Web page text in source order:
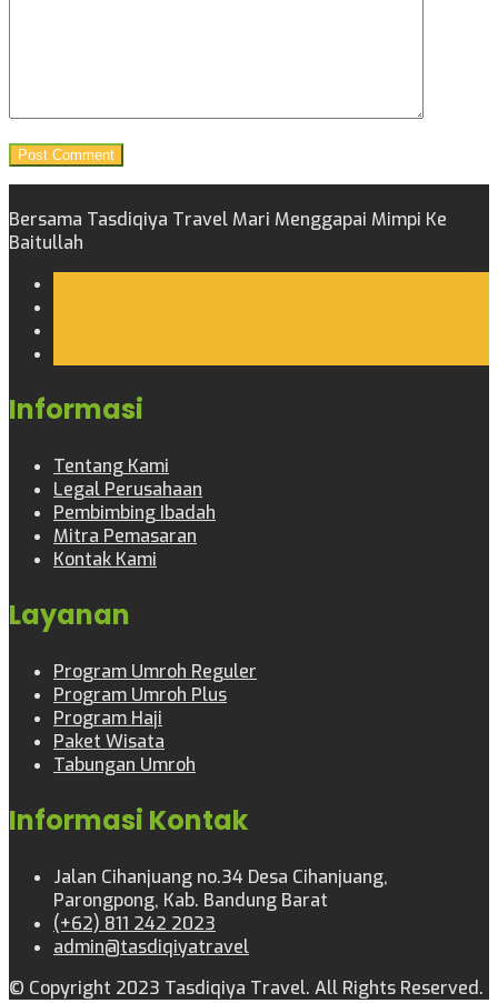
Bersama Tasdiqiya Travel Mari Menggapai Mimpi Ke
Baitullah
Informasi
Tentang Kami
Legal Perusahaan
Pembimbing Ibadah
Mitra Pemasaran
Kontak Kami
Layanan
Program Umroh Reguler
Program Umroh Plus
Program Haji
Paket Wisata
Tabungan Umroh
Informasi Kontak
Jalan Cihanjuang no.34 Desa Cihanjuang,
Parongpong, Kab. Bandung Barat
(+62) 811 242 2023
admin@tasdiqiyatravel
© Copyright 2023 Tasdiqiya Travel. All Rights Reserved.